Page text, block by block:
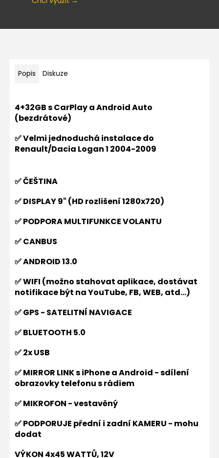
Popis Diskuze
4+32GB s CarPlay a Android Auto
(bezdrátové)
✅ Velmi jednoduchá instalace do
Renault/Dacia Logan 1 2004-2009
✅ ČEŠTINA
✅ DISPLAY 9" (HD rozlišení 1280x720)
✅ PODPORA MULTIFUNKCE VOLANTU
✅ CANBUS
✅ ANDROID 13.0
✅ WIFI (možno stahovat aplikace, dostávat
notifikace být na YouTube, FB, WEB, atd...)
✅ GPS - SATELITNÍ NAVIGACE
✅ BLUETOOTH 5.0
✅ 2x USB
✅ MIRROR LINK s iPhone a Android - sdílení
obrazovky telefonu s rádiem
✅ MIKROFON - vestavěný
✅ PODPORUJE přední i zadní KAMERU - mohu
dodat
VÝKON 4x45 WATTŮ, 12V